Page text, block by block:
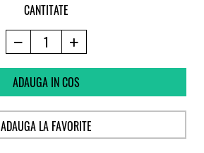
CANTITATE
ADAUGA IN COS
ADAUGA LA FAVORITE